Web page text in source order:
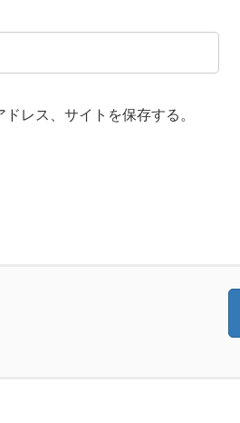
レス、サイトを保存する。